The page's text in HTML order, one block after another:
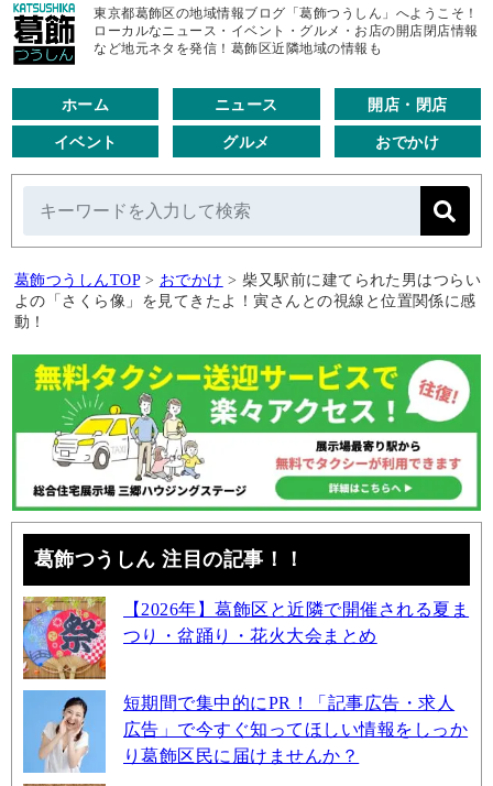
東京都葛飾区の地域情報ブログ「葛飾つうしん」へようこそ！
ローカルなニュース・イベント・グルメ・お店の開店閉店情報
など地元ネタを発信！葛飾区近隣地域の情報も
ホーム ニュース 開店・閉店
イベント グルメ おでかけ
葛飾つうしんTOP > おでかけ > 柴又駅前に建てられた男はつらい
よの「さくら像」を見てきたよ！寅さんとの視線と位置関係に感
動！
葛飾つうしん 注目の記事！！
【2026年】葛飾区と近隣で開催される夏ま
つり・盆踊り・花火大会まとめ
短期間で集中的にPR！「記事広告・求人
広告」で今すぐ知ってほしい情報をしっか
り葛飾区民に届けませんか？